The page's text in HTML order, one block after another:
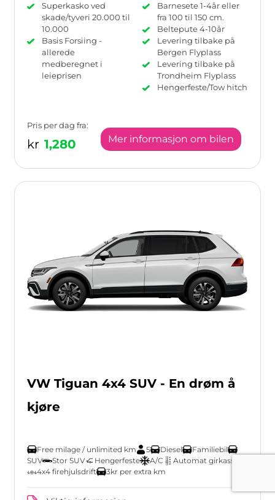
Superkasko ved
skade/tyveri 20.000 til
10.000
Basis Forsiing -
allerede
medberegnet i
leieprisen
Barnesete 1-4år eller
fra 100 til 150 cm.
Beltepute 4-10år
Levering tilbake på
Bergen Flyplass
Levering tilbake på
Trondheim Flyplass
Hengerfeste/Tow hitch
Pris per dag fra:
kr 1,280 Mer informasjon om bilen
VW Tiguan 4x4 SUV - En drøm å
kjøre
Free milage / unlimited km 5 Diesel
Familiebil
SUV
Stor SUV Hengerfeste A/C
Automat girkasse
4x4 firehjulsdrift
3kr per extra km